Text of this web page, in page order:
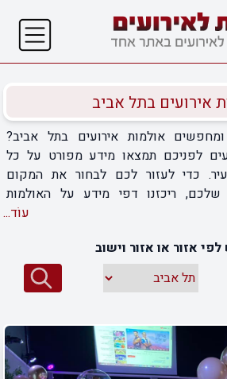
אירועים בתל אביב
אולמות אירועים בתל אביב?
לפניכם תמצאו מידע מפורט על כל
כדי לעזור לכם לבחור את המקום
ריכזנו דפי מידע על האולמות
עמוד מידע כולל פרטים על מתקני האולם,
המידע, קבלו תמונה רחבה על כל אולם,
הנכונה לאירוע חלומי. בואו להתרשם,
אירוע בלתי נשכחת!
עוֹד...
אזור או אזור וישוב